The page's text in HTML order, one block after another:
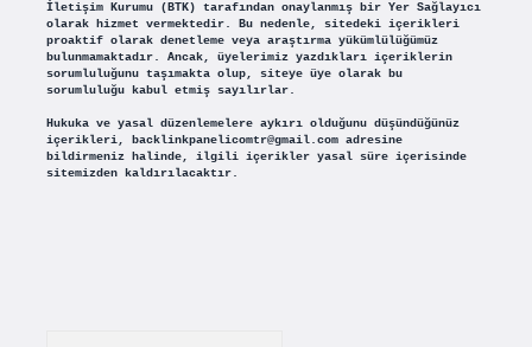
İletişim Kurumu (BTK) tarafından onaylanmış bir Yer Sağlayıcı
olarak hizmet vermektedir. Bu nedenle, sitedeki içerikleri
proaktif olarak denetleme veya araştırma yükümlülüğümüz
bulunmamaktadır. Ancak, üyelerimiz yazdıkları içeriklerin
sorumluluğunu taşımakta olup, siteye üye olarak bu
sorumluluğu kabul etmiş sayılırlar.
Hukuka ve yasal düzenlemelere aykırı olduğunu düşündüğünüz
içerikleri, backlinkpanelicomtr@gmail.comadresine
bildirmeniz halinde, ilgili içerikler yasal süre içerisinde
sitemizden kaldırılacaktır.